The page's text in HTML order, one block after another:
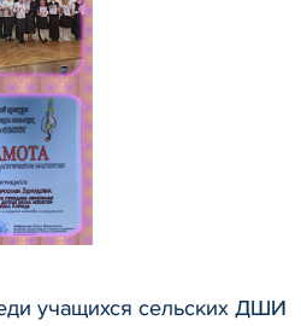
учащихся сельских ДШИ